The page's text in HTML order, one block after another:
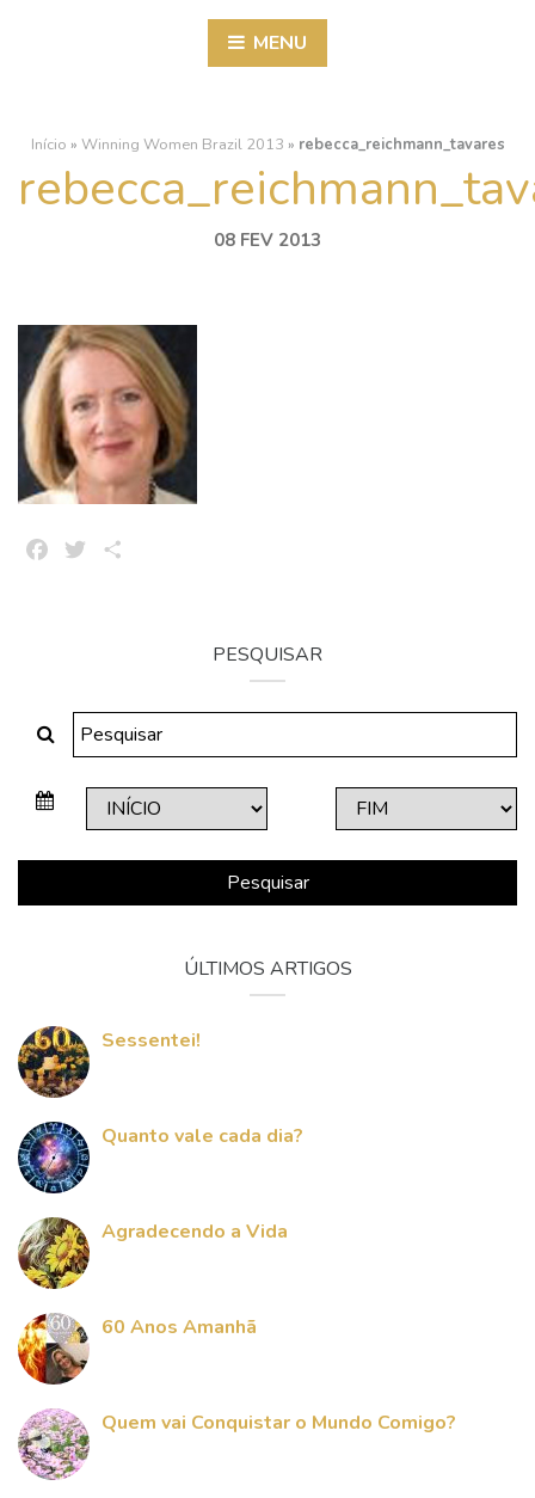
MENU
Início » Winning Women Brazil 2013 » rebecca_reichmann_tavares
08 FEV 2013
FacebookTwitter
PESQUISAR
Pesquisar
ÚLTIMOS ARTIGOS
Sessentei!
Quanto vale cada dia?
Agradecendo a Vida
60 Anos Amanhã
Quem vai Conquistar o Mundo Comigo?